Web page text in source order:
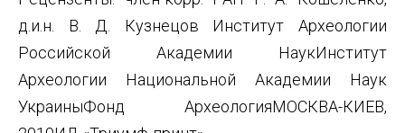
д.и.н. В. Д. Кузнецов Институт Археологии
Российской Академии НаукИнститут
Археологии Национальной Академии Наук
УкраиныФонд АрхеологияМОСКВА-КИЕВ,